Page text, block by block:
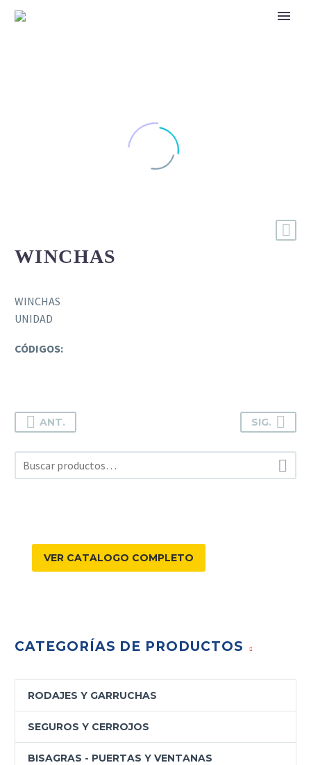
WINCHAS
WINCHAS
UNIDAD
CÓDIGOS:
ANT. SIG.

VER CATALOGO COMPLETO
CATEGORÍAS DE PRODUCTOS
RODAJES Y GARRUCHAS
SEGUROS Y CERROJOS
BISAGRAS - PUERTAS Y VENTANAS